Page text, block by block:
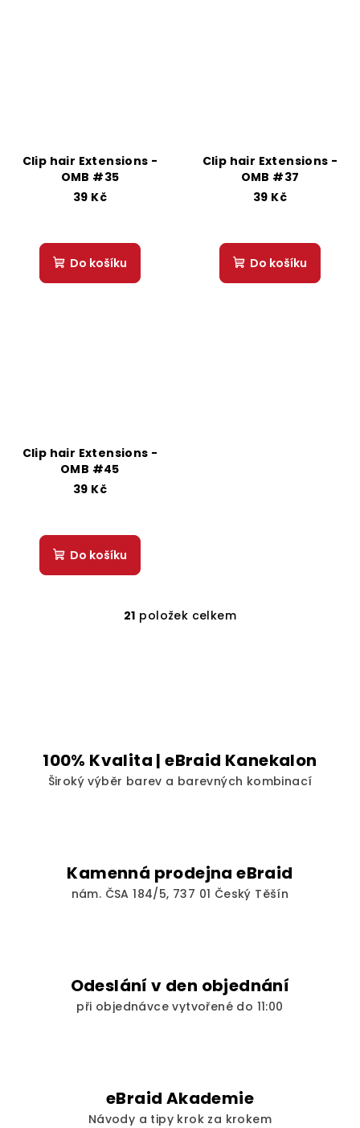
Clip hair Extensions -
OMB #35
39 Kč
Do košíku
Clip hair Extensions -
OMB #37
39 Kč
Do košíku
Clip hair Extensions -
OMB #45
39 Kč
Do košíku
O
í
p
r
ý
p
21 položek celkem
100% Kvalita | eBraid Kanekalon
Široký výběr barev a barevných kombinací
Kamenná prodejna eBraid
nám. ČSA 184/5, 737 01 Český Těšín
Odeslání v den objednání
při objednávce vytvořené do 11:00
eBraid Akademie
Návody a tipy krok za krokem